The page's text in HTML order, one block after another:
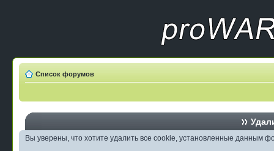
Список форумов
Вы уверены, что хотите удалить все cookie, установленные данным